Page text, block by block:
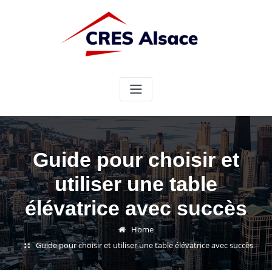
Guide pour choisir et
utiliser une table
élévatrice avec succès
Home
Guide pour choisir et utiliser une table élévatrice avec succès